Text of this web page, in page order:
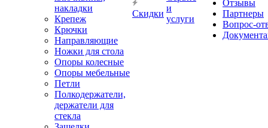
накладки
Крепеж
Крючки
Направляющие
Ножки для стола
Опоры колесные
Опоры мебельные
Петли
Полкодержатели,
держатели для
стекла
Скидки
и
услуги
Отзывы
Партнеры
Вопрос-